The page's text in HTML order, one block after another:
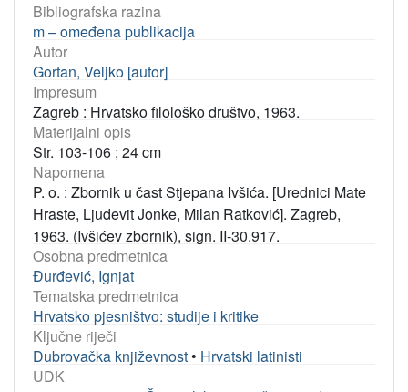
Bibliografska razina
m – omeđena publikacija
Autor
Gortan, Veljko [autor]
Impresum
Zagreb : Hrvatsko filološko društvo, 1963.
Materijalni opis
Str. 103-106 ; 24 cm
Napomena
P. o. : Zbornik u čast Stjepana Ivšića. [Urednici Mate
Hraste, Ljudevit Jonke, Milan Ratković]. Zagreb,
1963. (Ivšićev zbornik), sign. II-30.917.
Osobna predmetnica
Đurđević, Ignjat
Tematska predmetnica
Hrvatsko pjesništvo: studije i kritike
Ključne riječi
Dubrovačka književnost • Hrvatski latinisti
UDK